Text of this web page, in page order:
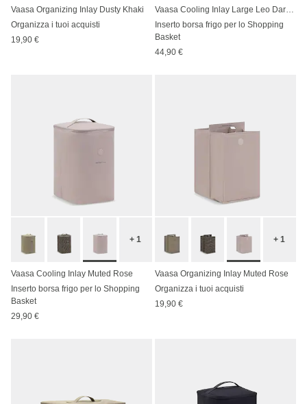
Vaasa Organizing Inlay Dusty Khaki
Organizza i tuoi acquisti
19,90 €
Vaasa Cooling Inlay Large Leo Dark Brown
Inserto borsa frigo per lo Shopping
Basket
44,90 €
+ 1
Vaasa Cooling Inlay Muted Rose
Inserto borsa frigo per lo Shopping
Basket
29,90 €
+ 1
Vaasa Organizing Inlay Muted Rose
Organizza i tuoi acquisti
19,90 €